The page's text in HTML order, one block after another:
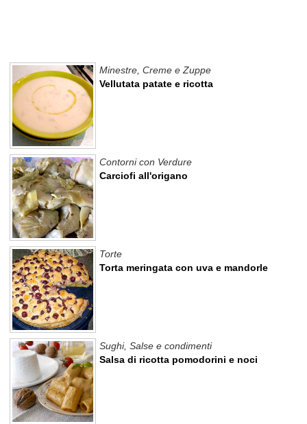
Vellutata patate e ricotta
Minestre, Creme e Zuppe
Carciofi all'origano
Contorni con Verdure
Torta meringata con uva e mandorle
Torte
Salsa di ricotta pomodorini e noci
Sughi, Salse e condimenti